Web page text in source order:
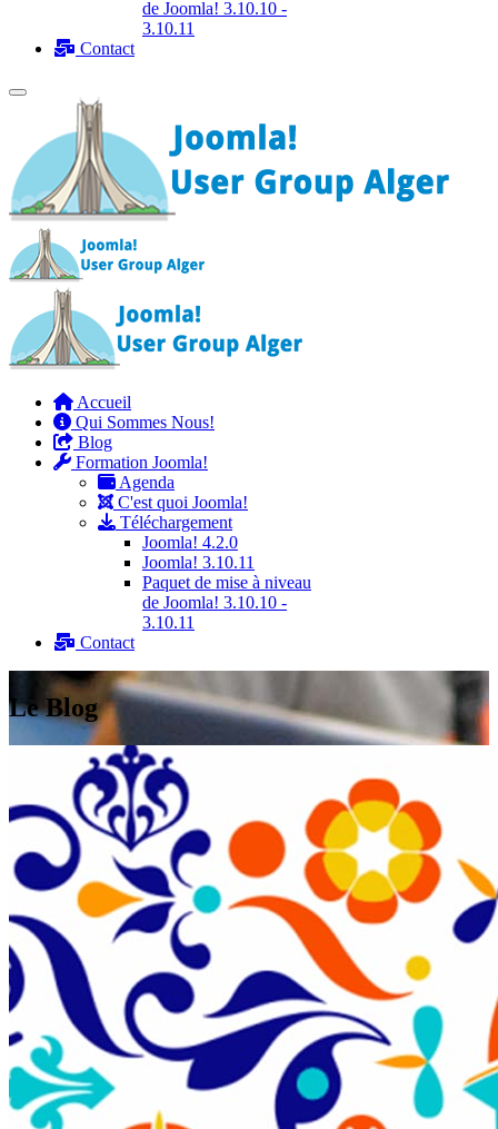
de Joomla! 3.10.10 -
3.10.11
Contact
Accueil
Qui Sommes Nous!
Blog
Formation Joomla!
Agenda
C'est quoi Joomla!
Téléchargement
Joomla! 4.2.0
Joomla! 3.10.11
Paquet de mise à niveau
de Joomla! 3.10.10 -
3.10.11
Contact
Le Blog